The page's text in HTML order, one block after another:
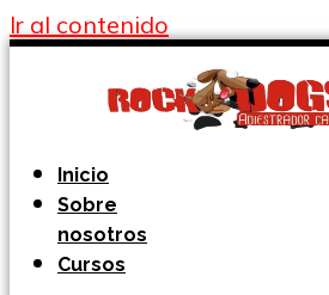
Ir al contenido
Inicio
Sobre
nosotros
Cursos